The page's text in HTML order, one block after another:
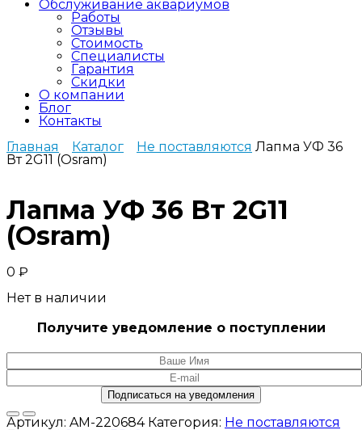
Обслуживание аквариумов
Работы
Отзывы
Стоимость
Специалисты
Гарантия
Скидки
О компании
Блог
Контакты
Главная
Каталог Не поставляются Лапма УФ 36
Вт 2G11 (Osram)
Лапма УФ 36 Вт 2G11
(Osram)
0 ₽
Нет в наличии
Получите уведомление о поступлении
Артикул: AM-220684 Категория: Не поставляются